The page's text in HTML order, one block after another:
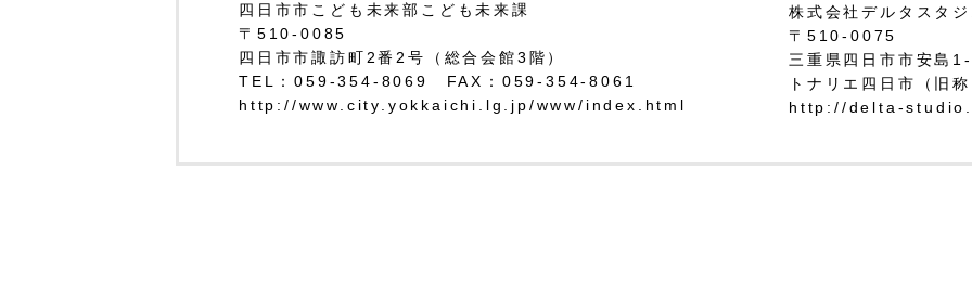
四日市市こども未来部こども未来課
〒510-0085
四日市市諏訪町2番2号（総合会館3階）
TEL：059-354-8069 FAX：059-354-8061
http://www.city.yokkaichi.lg.jp/www/index.html
株式会社デルタスタ
〒510-0075
三重県四日市市安島
トナリエ四日市（旧
http://delta-